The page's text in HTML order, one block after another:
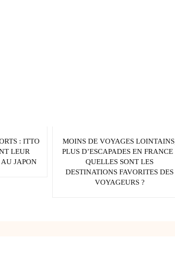
: ITTO
LEUR
JAPON
MOINS DE VOYAGES
PLUS D’ESCAPADES EN FRANCE
QUELLES SONT LES
DESTINATIONS FAVORITES DES
VOYAGEURS ?